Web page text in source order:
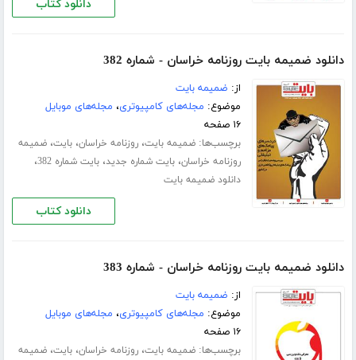
دانلود کتاب
دانلود ضمیمه بایت روزنامه خراسان - شماره 382
از: ضمیمه بایت
موضوع: مجله‌های کامپیوتری، مجله‌های موبایل
۱۶ صفحه
برچسب‌ها:ضمیمه بایت،روزنامه خراسان،بایت،ضمیمه
روزنامه خراسان،بایت شماره جدید،بایت شماره 382 ،
دانلود ضمیمه بایت
دانلود کتاب
دانلود ضمیمه بایت روزنامه خراسان - شماره 383
از: ضمیمه بایت
موضوع: مجله‌های کامپیوتری، مجله‌های موبایل
۱۶ صفحه
برچسب‌ها:ضمیمه بایت،روزنامه خراسان،بایت،ضمیمه